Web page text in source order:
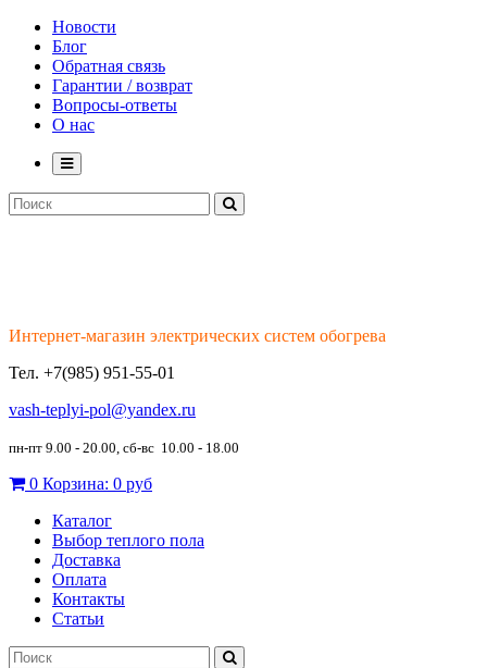
Новости
Блог
Обратная связь
Гарантии / возврат
Вопросы-ответы
О нас
Интернет-магазин электрических систем обогрева
Тел. +7(985) 951-55-01
vash-teplyi-pol@yandex.ru
пн-пт 9.00 - 20.00, сб-вс 10.00 - 18.00
0 Корзина: 0 руб
Каталог
Выбор теплого пола
Доставка
Оплата
Контакты
Статьи